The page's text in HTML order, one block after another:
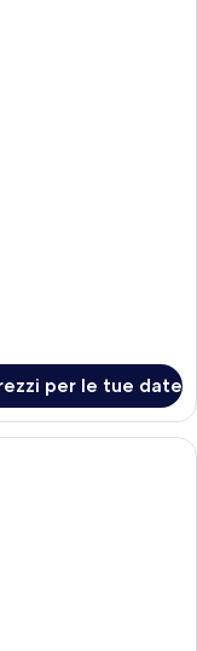
per le tue date